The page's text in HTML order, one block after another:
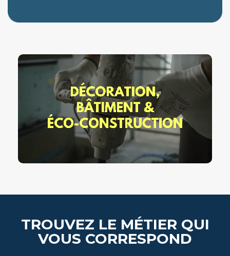
TROUVEZ LE MÉTIER QUI
VOUS CORRESPOND